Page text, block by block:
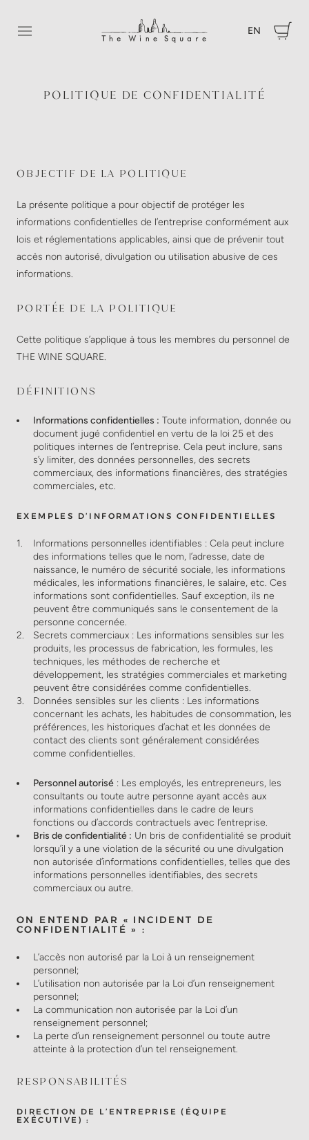
Ouvrir le menu EN
POLITIQUE DE CONFIDENTIALITÉ
OBJECTIF DE LA POLITIQUE
La présente politique a pour objectif de protéger les
informations confidentielles de l’entreprise conformément aux
lois et réglementations applicables, ainsi que de prévenir tout
accès non autorisé, divulgation ou utilisation abusive de ces
informations.
PORTÉE DE LA POLITIQUE
Cette politique s’applique à tous les membres du personnel de
THE WINE SQUARE.
DÉFINITIONS
Informations confidentielles : Toute information, donnée ou
document jugé confidentiel en vertu de la loi 25 et des
politiques internes de l’entreprise. Cela peut inclure, sans
s’y limiter, des données personnelles, des secrets
commerciaux, des informations financières, des stratégies
commerciales, etc.
EXEMPLES D’INFORMATIONS CONFIDENTIELLES
Informations personnelles identifiables : Cela peut inclure
des informations telles que le nom, l’adresse, date de
naissance, le numéro de sécurité sociale, les informations
médicales, les informations financières, le salaire, etc. Ces
informations sont confidentielles. Sauf exception, ils ne
peuvent être communiqués sans le consentement de la
personne concernée.
Secrets commerciaux : Les informations sensibles sur les
produits, les processus de fabrication, les formules, les
techniques, les méthodes de recherche et
développement, les stratégies commerciales et marketing
peuvent être considérées comme confidentielles.
Données sensibles sur les clients : Les informations
concernant les achats, les habitudes de consommation, les
préférences, les historiques d’achat et les données de
contact des clients sont généralement considérées
comme confidentielles.
Personnel autorisé : Les employés, les entrepreneurs, les
consultants ou toute autre personne ayant accès aux
informations confidentielles dans le cadre de leurs
fonctions ou d’accords contractuels avec l’entreprise.
Bris de confidentialité : Un bris de confidentialité se produit
lorsqu’il y a une violation de la sécurité ou une divulgation
non autorisée d’informations confidentielles, telles que des
informations personnelles identifiables, des secrets
commerciaux ou autre.
ON ENTEND PAR « INCIDENT DE
CONFIDENTIALITÉ » :
L’accès non autorisé par la Loi à un renseignement
personnel;
L’utilisation non autorisée par la Loi d’un renseignement
personnel;
La communication non autorisée par la Loi d’un
renseignement personnel;
La perte d’un renseignement personnel ou toute autre
atteinte à la protection d’un tel renseignement.
RESPONSABILITÉS
DIRECTION DE L’ENTREPRISE (ÉQUIPE
EXÉCUTIVE) :